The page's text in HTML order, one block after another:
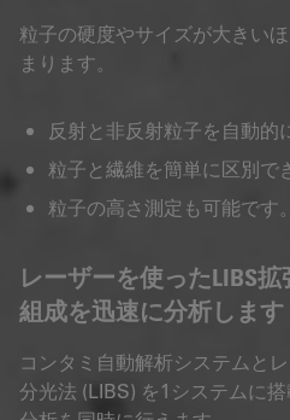
粒子の硬度やサイズが大きい
まります。
反射と非反射粒子を自動的
粒子と繊維を簡単に区別で
粒子の高さ測定も可能です。
レーザーを使ったLIBS
組成を迅速に分析します
コンタミ自動解析システムと
分光法 (LIBS) を1システムに